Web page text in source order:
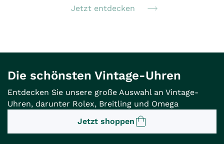
Jetzt entdecken
Die schönsten Vintage-Uhren
Entdecken Sie unsere große Auswahl an Vintage-
Uhren, darunter Rolex, Breitling und Omega
Jetzt shoppen